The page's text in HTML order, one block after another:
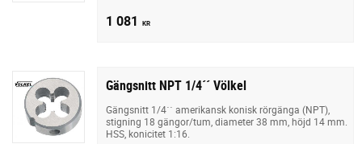
1 081 KR
Gängsnitt NPT 1/4´´ Völkel
Gängsnitt 1/4´´ amerikansk konisk rörgänga (NPT),
stigning 18 gängor/tum, diameter 38 mm, höjd 14 mm.
HSS, konicitet 1:16.